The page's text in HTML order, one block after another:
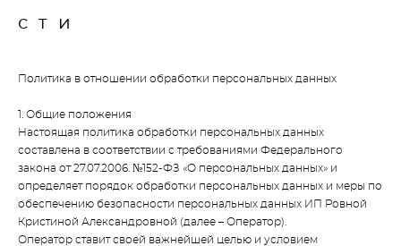
сти
Политика в отношении обработки персональных данных
1. Общие положения
Настоящая политика обработки персональных данных
составлена в соответствии с требованиями Федерального
закона от 27.07.2006. №152-ФЗ «О персональных данных» и
определяет порядок обработки персональных данных и меры по
обеспечению безопасности персональных данных ИП Ровной
Кристиной Александровной (далее – Оператор).
Оператор ставит своей важнейшей целью и условием